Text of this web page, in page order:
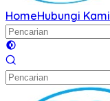
HomeHubungi Kami